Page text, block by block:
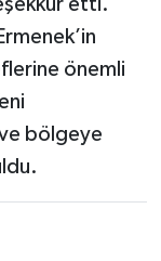
etti.
önemli
bölgeye